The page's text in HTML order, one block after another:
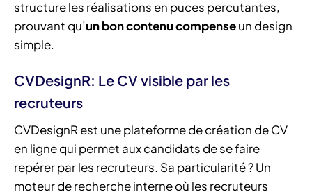
structure les réalisations en puces percutantes,
prouvant qu’un bon contenu compenseun design
simple.
CVDesignR: Le CV visible par les
recruteurs
CVDesignR est une plateforme de création de CV
en ligne qui permet aux candidats de se faire
repérer par les recruteurs. Sa particularité ? Un
moteur de recherche interne où les recruteurs